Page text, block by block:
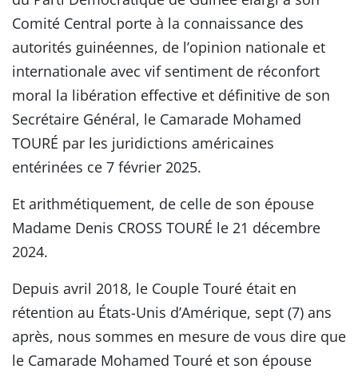
Comité Central porte à la connaissance des
autorités guinéennes, de l’opinion nationale et
internationale avec vif sentiment de réconfort
moral la libération effective et définitive de son
Secrétaire Général, le Camarade Mohamed
TOURÉ par les juridictions américaines
entérinées ce 7 février 2025.
Et arithmétiquement, de celle de son épouse
Madame Denis CROSS TOURÉ le 21 décembre
2024.
Depuis avril 2018, le Couple Touré était en
rétention au États-Unis d’Amérique, sept (7) ans
après, nous sommes en mesure de vous dire que
le Camarade Mohamed Touré et son épouse